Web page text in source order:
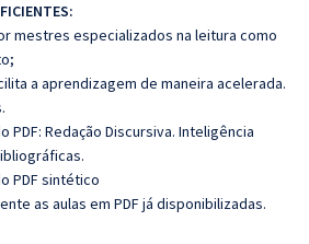
mestres especializados na leitura como
a aprendizagem de maneira acelerada.
PDF: Redação Discursiva. Inteligência
PDF sintético
as aulas em PDF já disponibilizadas.